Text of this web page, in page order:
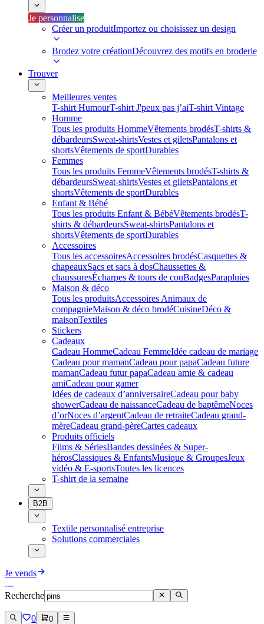
Je personnalise
Créer un produitImportez ou choisissez un design
Brodez votre créationDécouvrez des motifs en broderie
Trouver
Meilleures ventes
T-shirt HumourT-shirt J'peux pas j’aiT-shirt Vintage
Homme
Tous les produits HommeVêtements brodésT-shirts &
débardeursSweat-shirtsVestes et giletsPantalons et
shortsVêtements de sportDurables
Femmes
Tous les produits FemmeVêtements brodésT-shirts &
débardeursSweat-shirtsVestes et giletsPantalons et
shortsVêtements de sportDurables
Enfant & Bébé
Tous les produits Enfant & BébéVêtements brodésT-
shirts & débardeursSweat-shirtsPantalons et
shortsVêtements de sportDurables
Accessoires
Tous les accessoiresAccessoires brodésCasquettes &
chapeauxSacs et sacs à dosChaussettes &
chaussuresÉcharpes & tours de couBadgesParapluies
Maison & déco
Tous les produitsAccessoires Animaux de
compagnieMaison & déco brodéCuisineDéco &
maisonTextiles
Stickers
Cadeaux
Cadeau HommeCadeau FemmeIdée cadeau de mariage​
Cadeau pour mamanCadeau pour papaCadeau future
mamanCadeau futur papaCadeau amie & cadeau
amiCadeau pour gamer
Idées de cadeaux d’anniversaireCadeau pour baby
showerCadeau de naissanceCadeau de baptêmeNoces
d’orNoces d’argentCadeau de retraiteCadeau grand-
mèreCadeau grand-pèreCartes cadeaux
Produits officiels
Films & SériesBandes dessinées & Super-
hérosClassiques & EnfantsMusique & GroupesJeux
vidéo & E-sportsToutes les licences
T-shirt de la semaine
B2B
Textile personnalisé entreprise
Solutions commerciales
Je vends
Recherche
0 0